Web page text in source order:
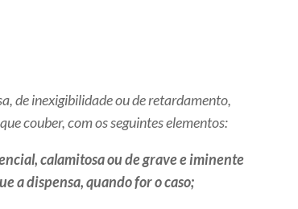
de inexigibilidade ou de retardamento,
couber, com os seguintes elementos:
calamitosa ou de grave e iminente
a dispensa, quando for o caso;